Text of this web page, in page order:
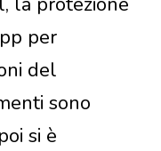
per
del
sono
si è